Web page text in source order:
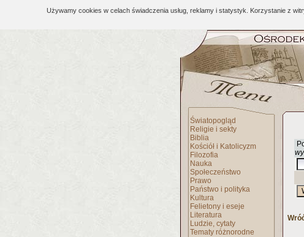
Używamy cookies w celach świadczenia usług, reklamy i statystyk. Korzystanie z
Światopogląd
Religie i sekty
Biblia
Kościół i Katolicyzm
Filozofia
Nauka
Społeczeństwo
Prawo
Państwo i polityka
Kultura
Felietony i eseje
Literatura
Ludzie, cytaty
Tematy różnorodne